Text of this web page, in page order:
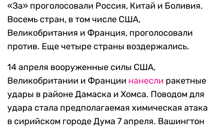
«За» проголосовали Россия, Китай и Боливия.
Восемь стран, в том числе США,
Великобритания и Франция, проголосовали
против. Еще четыре страны воздержались.
14 апреля вооруженные силы США,
Великобритании и Франции нанесли ракетные
удары в районе Дамаска и Хомса. Поводом для
удара стала предполагаемая химическая атака
в сирийском городе Дума 7 апреля. Вашингтон